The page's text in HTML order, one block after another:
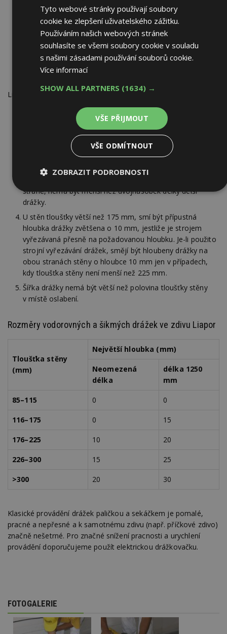
Liapor
Za největší hloubku drážky se uvažuje hloubka otvorů,
které vznikly při jejím vytváření.
Vodorovná vzdálenost mezi koncem mezi koncem drážky
a otvorem nemá být menší než 500 mm.
Vodorovná vzdálenost mezi sousedními drážkami
straně, nemá být menší než dvojnásobek délky delší
drážky.
U stěn tloušťky větší než 175 mm, smí být přípustná
hloubka drážky zvětšena o 10 mm, jestliže je strojem
vyřezávaná přesně na požadovanou hloubku. Je-li použito
strojní vyřezávání drážek, smějí být hloubeny drážky na
obou stranách stěny o hloubce 10 mm jen v případech,
kdy tloušťka stěny není menší než 225 mm.
Šířka drážky nemá být větší než polovina tloušťky stěny
v místě oslabení.
Rozměry vodorovných a šikmých drážek ve zdivu Liapor
Tloušťka stěny
(mm)
Největší hloubka (mm)
Neomezená
délka
délka 1250
mm
85–115 0 0
116–175 0 15
176–225 10 20
226–300 15 25
>300 20 30
Klasické provádění drážek paličkou a sekáčkem je pomalé,
pracné a nepřesné a k samotnému zdivu (např. příčkové zdivo)
značně nešetrné. Pro značné snížení pracnosti a urychlení
provádění doporučujeme použít elektrickou drážkovačku.
FOTOGALERIE
Tyto webové stránky používají soubory
cookie ke zlepšení uživatelského zážitku.
Používáním našich webových stránek
souhlasíte se všemi soubory cookie v souladu
s našimi zásadami používání souborů cookie.
Více informací
SHOW ALL PARTNERS (1634) →
VŠE PŘIJMOUT
VŠE ODMÍTNOUT
ZOBRAZIT PODROBNOSTI
Nezbytně
Výkonové
Soubory
Funkční soubory
Nezařazené
soubory
Nezbytně nutné soubory
Výkonové soubory
Nezbytně nutné soubory cookie umožňují základní
funkce webových stránek, jako je přihlášení uživatele a
nutných souborů cookie správně používat.
Doména
_hjIncludedInPageviewSample
Hotjar Ltd
_dc_gtm_UA-53599847-1
.estav.cz